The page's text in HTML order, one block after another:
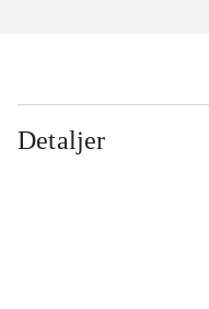
Detaljer